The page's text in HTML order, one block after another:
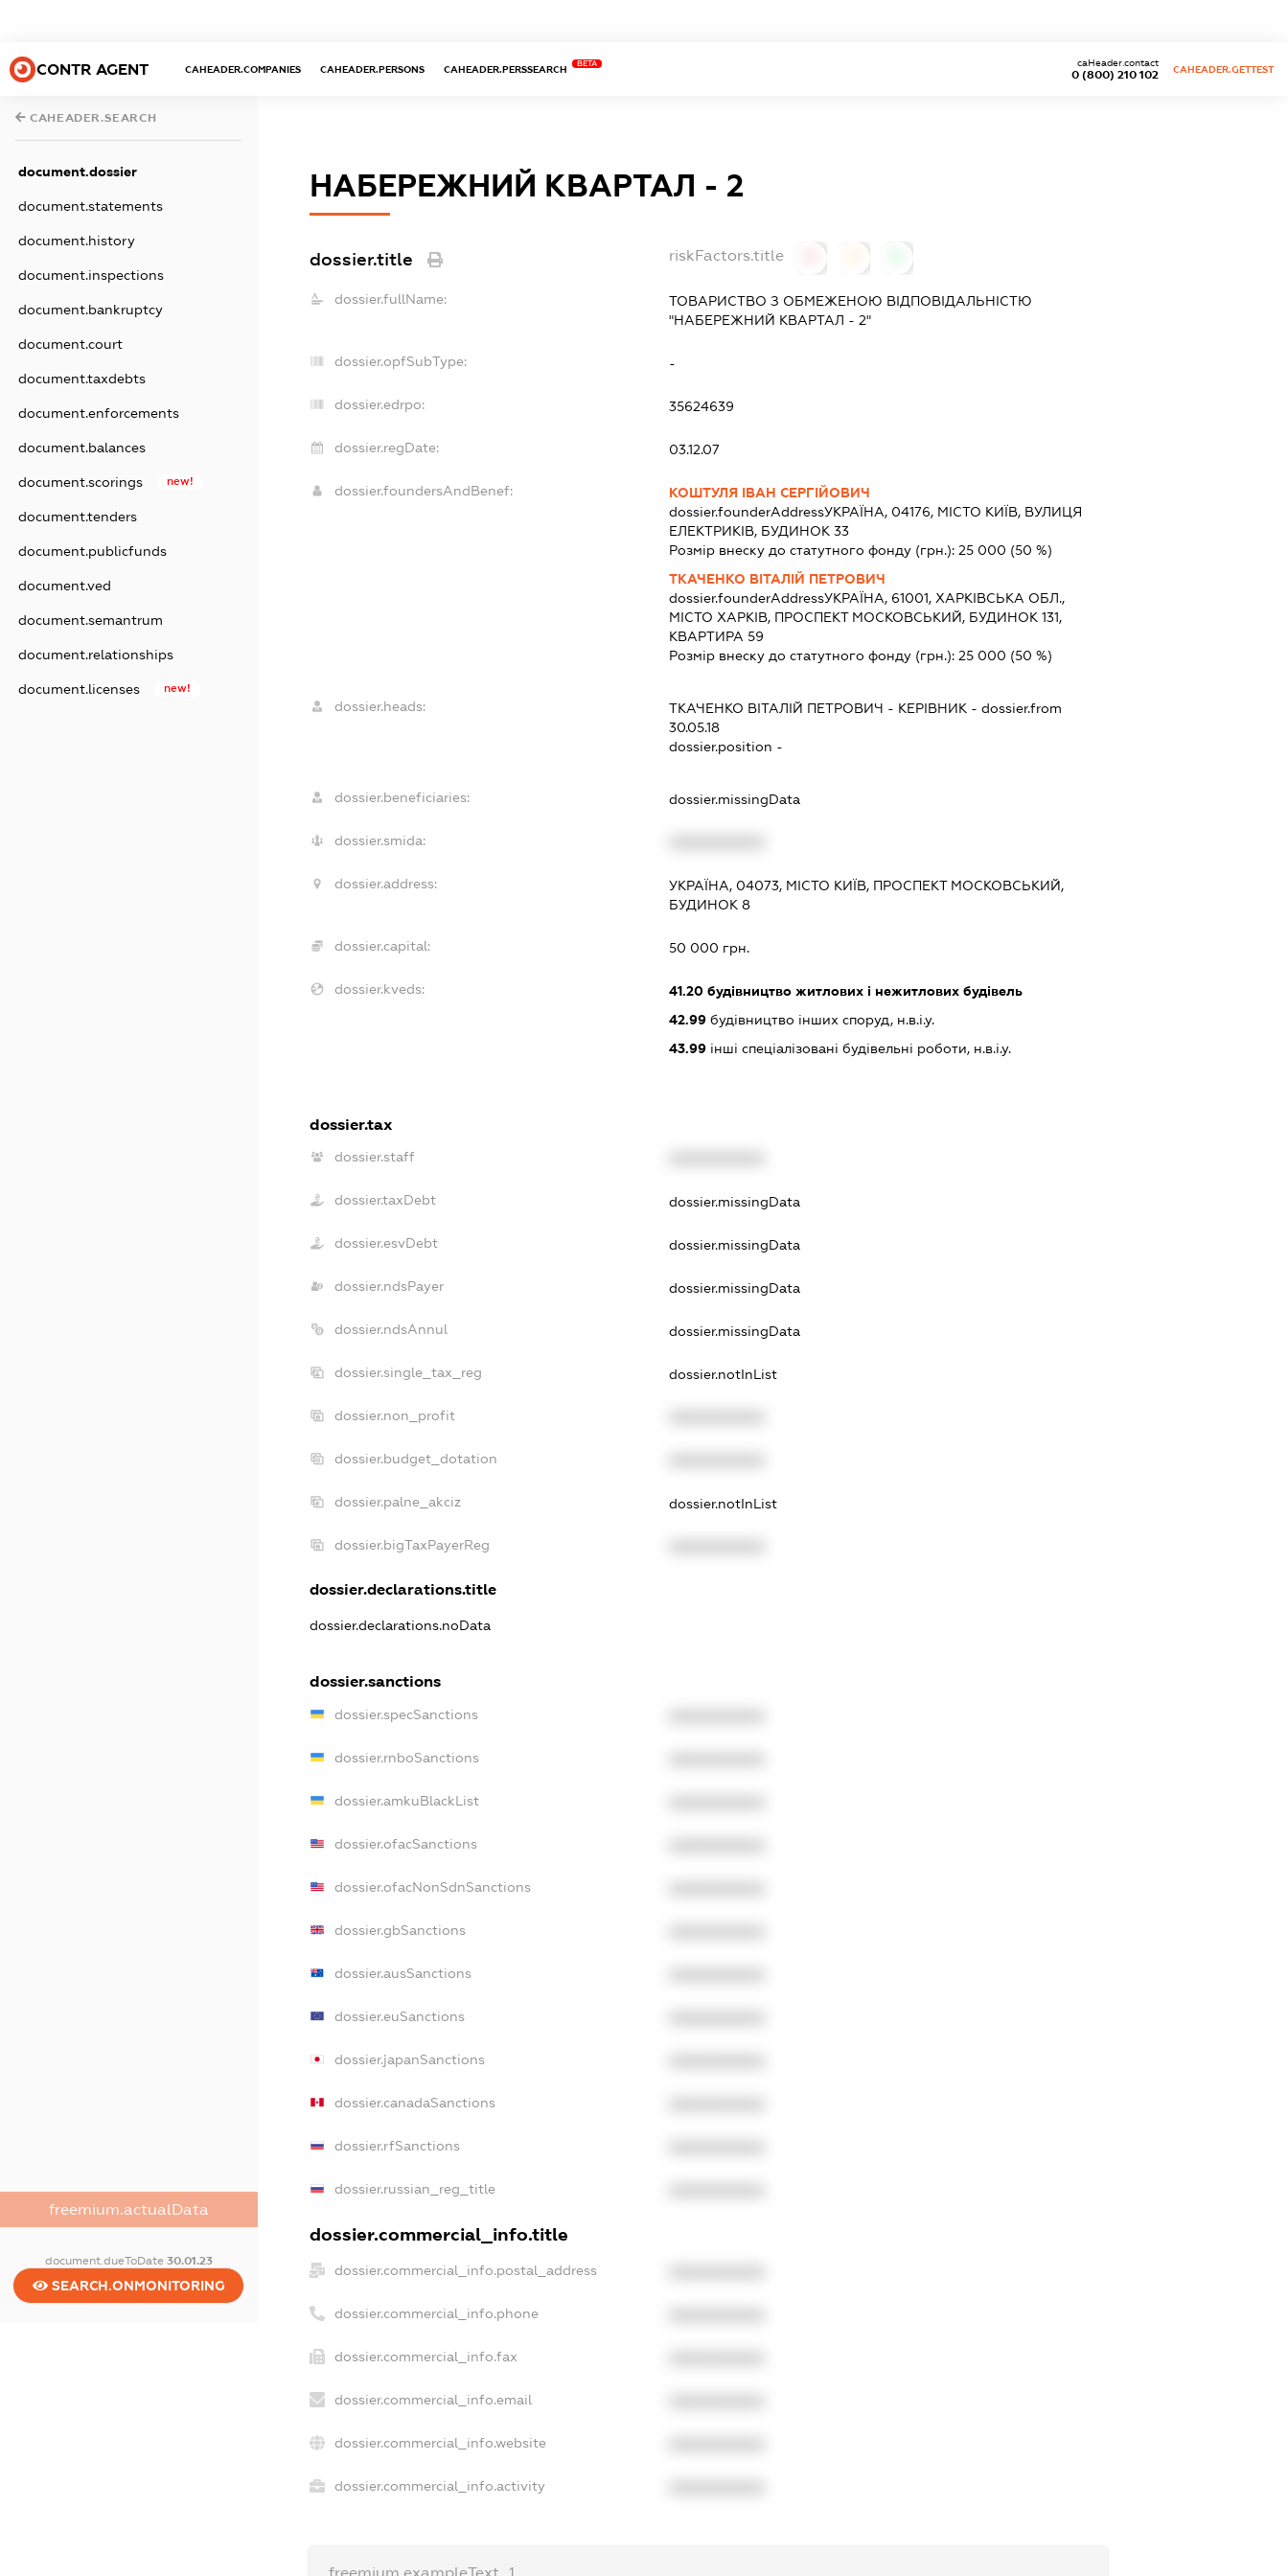
CONTR AGENT CAHEADER.COMPANIES CAHEADER.PERSONS CAHEADER.PERSSEARCH
BETA
0 (800) 210 102
caHeader.contact
CAHEADER.GETTEST
CAHEADER.SEARCH
document.dossier
document.statements
document.history
document.inspections
document.bankruptcy
document.court
document.taxdebts
document.enforcements
document.balances
document.scorings new!
document.tenders
document.publicfunds
document.ved
document.semantrum
document.relationships
document.licenses new!
freemium.actualData
document.dueToDate 30.01.23
SEARCH.ONMONITORING
НАБЕРЕЖНИЙ КВАРТАЛ - 2
dossier.title riskFactors.title
dossier.fullName:
ТОВАРИСТВО З ОБМЕЖЕНОЮ ВІДПОВІДАЛЬНІСТЮ
"НАБЕРЕЖНИЙ КВАРТАЛ - 2"
dossier.opfSubType: -
dossier.edrpo: 35624639
dossier.regDate: 03.12.07
dossier.foundersAndBenef:
КОШТУЛЯ ІВАН СЕРГІЙОВИЧ
dossier.founderAddressУКРАЇНА, 04176, МІСТО КИЇВ, ВУЛИЦЯ
ЕЛЕКТРИКІВ, БУДИНОК 33
Розмір внеску до статутного фонду (грн.): 25 000 (50 %)
ТКАЧЕНКО ВІТАЛІЙ ПЕТРОВИЧ
dossier.founderAddressУКРАЇНА, 61001, ХАРКІВСЬКА ОБЛ.,
МІСТО ХАРКІВ, ПРОСПЕКТ МОСКОВСЬКИЙ, БУДИНОК 131,
КВАРТИРА 59
Розмір внеску до статутного фонду (грн.): 25 000 (50 %)
dossier.heads: ТКАЧЕНКО ВІТАЛІЙ ПЕТРОВИЧ - КЕРІВНИК - dossier.from
30.05.18
dossier.position -
dossier.beneficiaries: dossier.missingData
dossier.smida:
dossier.address:
УКРАЇНА, 04073, МІСТО КИЇВ, ПРОСПЕКТ МОСКОВСЬКИЙ,
БУДИНОК 8
dossier.capital: 50 000 грн.
dossier.kveds: 41.20будівництво житлових і нежитлових будівель
42.99будівництво інших споруд, н.в.і.у.
43.99інші спеціалізовані будівельні роботи, н.в.і.у.
dossier.tax
dossier.staff
dossier.taxDebt dossier.missingData
dossier.esvDebt dossier.missingData
dossier.ndsPayer dossier.missingData
dossier.ndsAnnul dossier.missingData
dossier.single_tax_reg dossier.notInList
dossier.non_profit
dossier.budget_dotation
dossier.palne_akciz dossier.notInList
dossier.bigTaxPayerReg
dossier.declarations.title
dossier.declarations.noData
dossier.sanctions
dossier.specSanctions
dossier.rnboSanctions
dossier.amkuBlackList
dossier.ofacSanctions
dossier.ofacNonSdnSanctions
dossier.gbSanctions
dossier.ausSanctions
dossier.euSanctions
dossier.japanSanctions
dossier.canadaSanctions
dossier.rfSanctions
dossier.russian_reg_title
dossier.commercial_info.title
dossier.commercial_info.postal_address
dossier.commercial_info.phone
dossier.commercial_info.fax
dossier.commercial_info.email
dossier.commercial_info.website
dossier.commercial_info.activity